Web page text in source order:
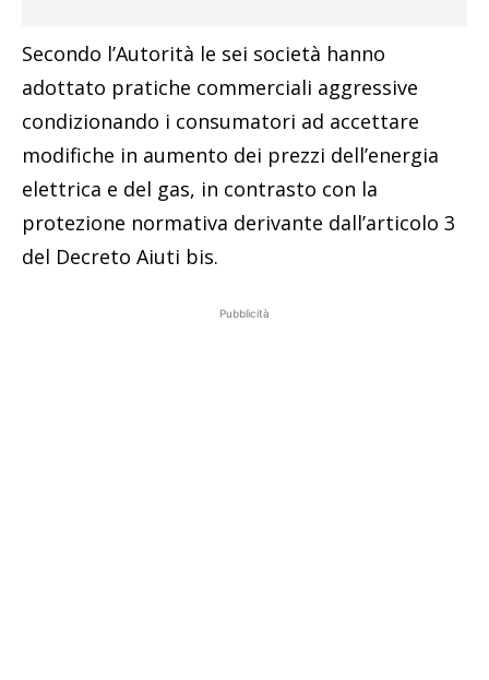
Secondo l’Autorità le sei società hanno
adottato pratiche commerciali aggressive
condizionando i consumatori ad accettare
modifiche in aumento dei prezzi dell’energia
elettrica e del gas, in contrasto con la
protezione normativa derivante dall’articolo 3
del Decreto Aiuti bis.
Pubblicità